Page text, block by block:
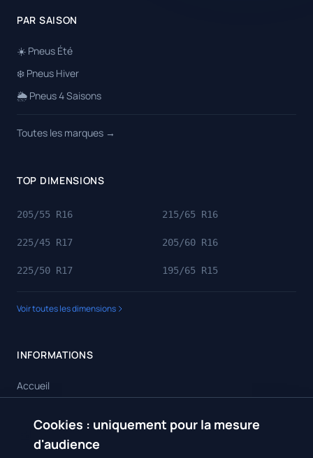
PAR SAISON
☀️ Pneus Été
❄️ Pneus Hiver
🌦️ Pneus 4 Saisons
Toutes les marques →
TOP DIMENSIONS
205/55 R16 215/65 R16
225/45 R17 205/60 R16
225/50 R17 195/65 R15
Voir toutes les dimensions
INFORMATIONS
Accueil
Toutes les marques
Contact
Cookies : uniquement pour la mesure
d'audience